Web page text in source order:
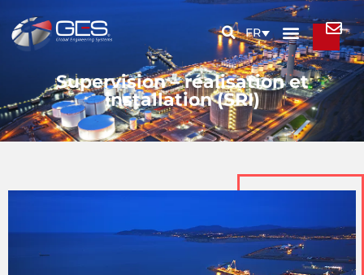
FR
Supervision – réalisation et
installation (SRI)